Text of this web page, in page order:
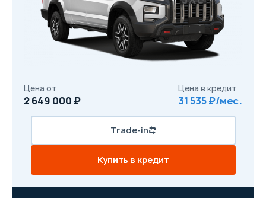
с 08:00 по 20:00, без выходных
Привольная улица, 2, к5
Перезвоните мне
Цена от
2 649 000 ₽
Цена в кредит
31 535 ₽/мес.
Trade-in
Купить в кредит